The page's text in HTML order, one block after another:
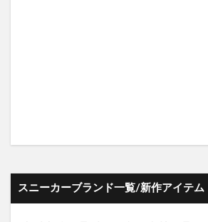
スニーカーブランド一覧/新作アイテム